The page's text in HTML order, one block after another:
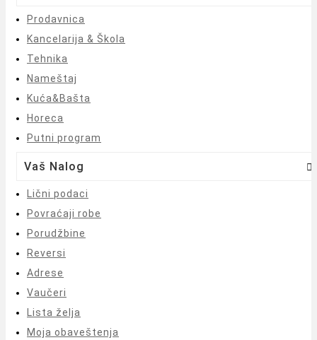
Prodavnica
Kancelarija & Škola
Tehnika
Nameštaj
Kuća&Bašta
Horeca
Putni program
Vaš Nalog 
Lični podaci
Povraćaji robe
Porudžbine
Reversi
Adrese
Vaučeri
Lista želja
Moja obaveštenja